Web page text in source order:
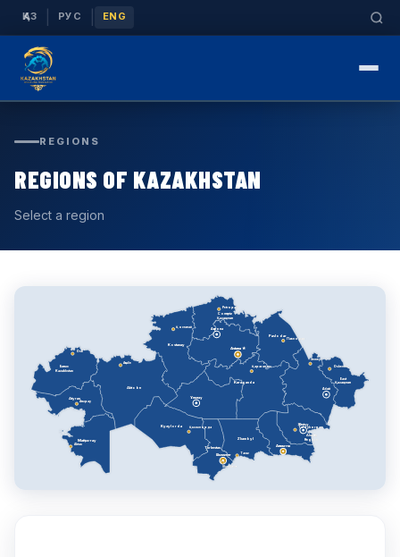
ҚАЗ РУС ENG
REGIONS
REGIONS OF KAZAKHSTAN
Select a region
Батыс
Kazakhstan
Atyrau
Маңғыстау
Aktobe
Kostanay
Солтүстік
Қазақстан
Pavlodar
East
Қазақстан
Karaganda
Kyzylorda
Zhambyl
Turkestan
Almaty
Region
Astana ★
Алматы
Ақмола
Абай
Жетісу
Ұлытау
Шымкент
Oral
Атырау
Aktau
Ақтөбе
Қостанай
Petropavl
Павлодар
Semey
Oskemen
Қарағанды
Қызылорда
Taraz
Shymkent
Taldykorgan